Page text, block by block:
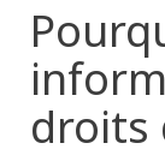
droits